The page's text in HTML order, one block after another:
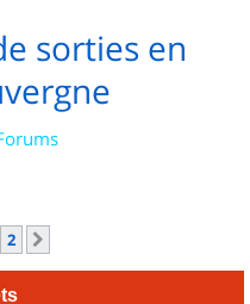
sorties en
2